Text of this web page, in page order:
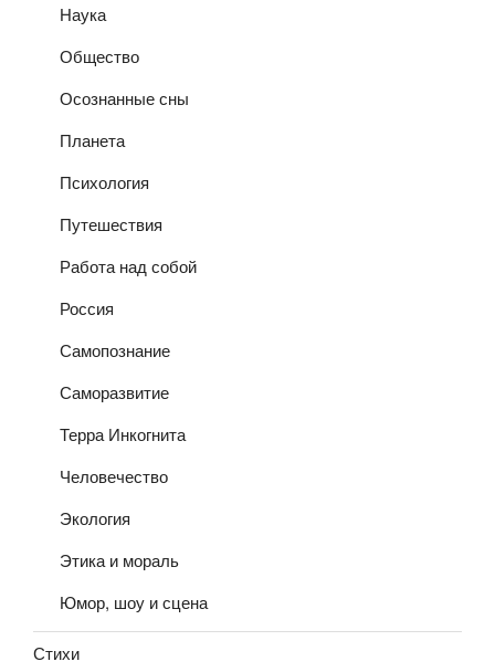
Наука
Общество
Осознанные сны
Планета
Психология
Путешествия
Работа над собой
Россия
Самопознание
Саморазвитие
Терра Инкогнита
Человечество
Экология
Этика и мораль
Юмор, шоу и сцена
Стихи